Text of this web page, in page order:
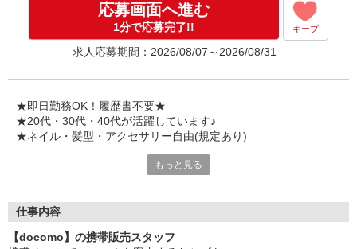
お友達を紹介頂くと,
インセンティブ支給(規定有)
゜・。○。・゜+゜・。○。・゜+゜
応募画面へ進む
1分で応募完了!! キープ
求人応募期間：2026/08/07～2026/08/31
★即日勤務OK！履歴書不要★
★20代・30代・40代が活躍しています♪
★ネイル・髪型・アクセサリー自由(規定あり)
でも心配ご無用！
お互いに教え合ったり、フォローしあったりする
もっと見る
仕事内容
【docomo】の携帯販売スタッフ